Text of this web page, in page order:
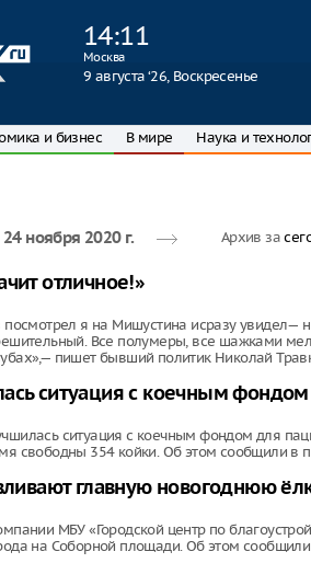
14:11
Москва
9 августа ‘26, Воскресенье
и бизнес В мире Наука и
24 ноября 2020 г. Архив за
отличное!»
я на Мишустина исразу увидел—
Все полумеры, все шажками
пишет бывший политик Николай
ситуация с коечным фондом
ситуация с коечным фондом для
свободны 354 койки. Об этом сообщили в
главную новогоднюю
МБУ «Городской центр по
на Соборной площади. Об этом